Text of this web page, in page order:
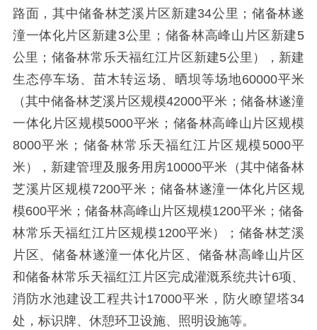
路面，其中储备林芝溪片区新建34公里；储备林遂
潼一体化片区新建3公里；储备林高峰山片区新建5
公里；储备林常乐天福红江片区新建5公里），新建
生态停车场、苗木转运场、晒坝等场地60000平米
（其中储备林芝溪片区规模42000平米；储备林遂潼
一体化片区规模5000平米；储备林高峰山片区规模
8000平米；储备林常乐天福红江片区规模5000平
米），新建管理及服务用房10000平米（其中储备林
芝溪片区规模7200平米；储备林遂潼一体化片区规
模600平米；储备林高峰山片区规模1200平米；储备
林常乐天福红江片区规模1200平米）；储备林芝溪
片区、储备林遂潼一体化片区、储备林高峰山片区
和储备林常乐天福红江片区完成灌溉系统共计6项、
消防水池建设工程共计17000平米，防火瞭望塔34
处，标识牌、休憩环卫设施、照明设施等。